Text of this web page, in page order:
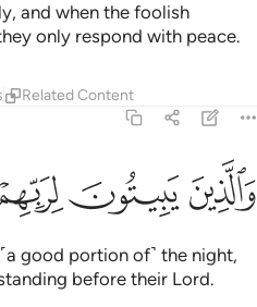
and when the foolish
only respond with peace.
Related Content
والذين يبيتون لربهم سجدا وقياما ٦٤
وَٱلَّذِينَ يَبِيتُونَ لِرَبِّهِمْ سُجَّدًۭا
ﲯﲰ
good portion of˺ the night,
before their Lord.